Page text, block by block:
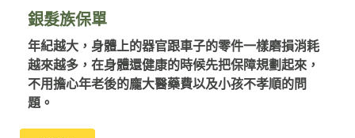
銀髮族保單
年紀越大，身體上的器官跟車子的零件一樣磨損消耗
越來越多，在身體還健康的時候先把保障規劃起來，
不用擔心年老後的龐大醫藥費以及小孩不孝順的問
題。